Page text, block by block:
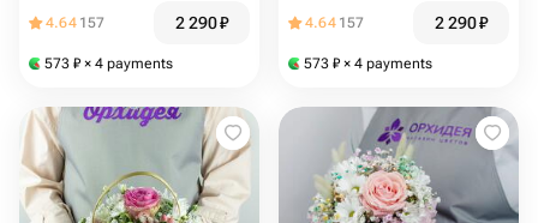
4.64 157 2 290₽
573 ₽ × 4 payments
4.64 157 2 290₽
573 ₽ × 4 payments